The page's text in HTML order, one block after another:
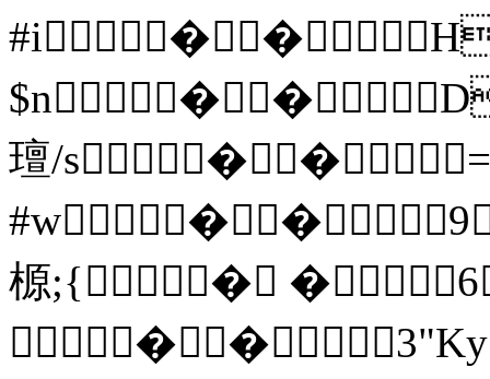
璮/
榞;{�
�